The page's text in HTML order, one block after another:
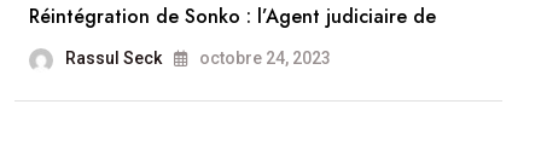
Réintégration de Sonko : l’Agent judiciaire de
Rassul Seck octobre 24, 2023